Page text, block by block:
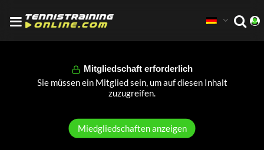
Mitgliedschaft erforderlich
Sie müssen ein Mitglied sein, um auf diesen Inhalt
zuzugreifen.
Miedgliedschaften anzeigen